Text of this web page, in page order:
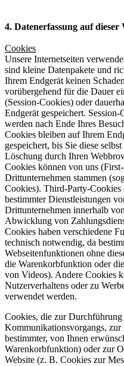
4. Datenerfassung auf dieser
Cookies
Unsere Internetseiten
sind kleine Datenpakete und
Ihrem Endgerät keinen
vorübergehend für die Dauer
(Session-Cookies) oder
Endgerät gespeichert. Session-
werden nach Ende Ihres
Cookies bleiben auf Ihrem
gespeichert, bis Sie diese
Löschung durch Ihren
Cookies können von uns
Drittunternehmen stammen
Cookies). Third-Party-
bestimmter Dienstleistungen
Drittunternehmen innerhalb
Abwicklung von
Cookies haben verschiedene
technisch notwendig, da
Webseitenfunktionen ohne
die Warenkorbfunktion oder
von Videos). Andere Cookies
Nutzerverhaltens oder zu
verwendet werden.
Cookies, die zur Durchführung
Kommunikationsvorgangs, zur
bestimmter, von Ihnen
Warenkorbfunktion) oder zur
Website (z. B. Cookies zur